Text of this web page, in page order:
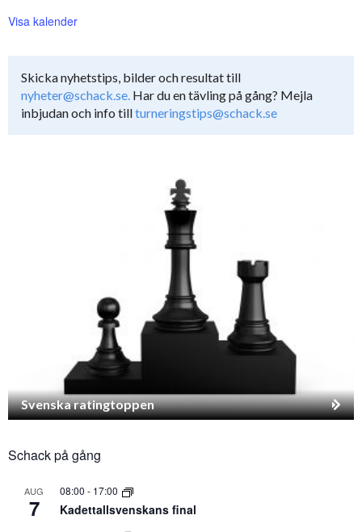
Visa kalender
Skicka nyhetstips, bilder och resultat till
nyheter@schack.se. Har du en tävling på gång? Mejla
inbjudan och info tillturneringstips@schack.se
Svenska ratingtoppen
Schack på gång
AUG
7
08:00 - 17:00
Kadettallsvenskans final